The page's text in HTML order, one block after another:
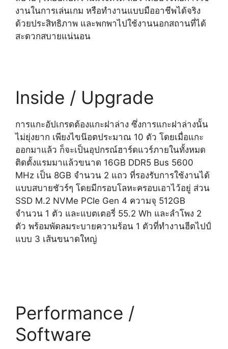
งานในการเล่นเกม หรือทำงานแบบมืออาชีพได้จริง
ด้วยประสิทธิภาพ และพกพาไปใช้งานนอกสถานที่ได้
สะดวกสบายแน่นอน
Inside / Upgrade
การแกะอัปเกรดต้องแกะฝาล่าง ซึ่งการแกะฝาล่างนั้น
ไม่ยุ่งยาก เพียงไขน๊อตประมาณ 10 ตัว โดยเมื่อแกะ
ออกมาแล้ว ก็จะเป็นอุปกรณ์ฮาร์ดแวร์ภายในทั้งหมด
ติดตั้งแรมมาแล้วขนาด 16GB DDR5 Bus 5600
MHz เป็น 8GB จำนวน 2 แถว ที่รองรับการใช้งานได้
แบบสบายชัวร์ๆ โดยมีกรอบโลหะครอบเอาไว้อยู่ ส่วน
SSD M.2 NVMe PCIe Gen 4 ความจุ 512GB
จำนวน 1 ตัว และแบตเตอรี่ 55.2 Wh และลำโพง 2
ตัว พร้อมพัดลมระบายความร้อน 1 ตัวที่ทำงานฮีตไปป์
แบบ 3 เส้นขนาดใหญ่
Performance /
Software